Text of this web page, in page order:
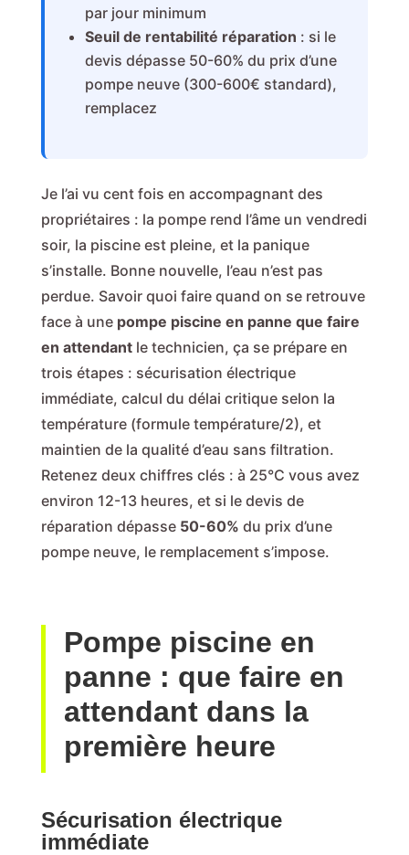
par jour minimum
Seuil de rentabilité réparation : si le
devis dépasse 50-60% du prix d’une
pompe neuve (300-600€ standard),
remplacez
Je l’ai vu cent fois en accompagnant des
propriétaires : la pompe rend l’âme un vendredi
soir, la piscine est pleine, et la panique
s’installe. Bonne nouvelle, l’eau n’est pas
perdue. Savoir quoi faire quand on se retrouve
face à une pompe piscine en panne que faire
en attendantle technicien, ça se prépare en
trois étapes : sécurisation électrique
immédiate, calcul du délai critique selon la
température (formule température/2), et
maintien de la qualité d’eau sans filtration.
Retenez deux chiffres clés : à 25°C vous avez
environ 12-13 heures, et si le devis de
réparation dépasse 50-60% du prix d’une
pompe neuve, le remplacement s’impose.
Pompe piscine en
panne : que faire en
attendant dans la
première heure
Sécurisation électrique
immédiate